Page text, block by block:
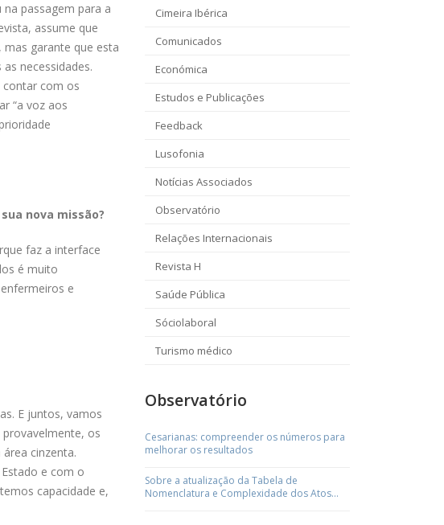
passagem para a
assume que
mas garante que esta
necessidades.
contar com os
“a voz aos
nova missão?
faz a interface
é muito
e
E juntos, vamos
os
cinzenta.
e com o
capacidade e,
Cimeira Ibérica
Comunicados
Económica
Estudos e Publicações
Feedback
Lusofonia
Notícias Associados
Observatório
Relações Internacionais
Revista H
Saúde Pública
Sóciolaboral
Turismo médico
Observatório
Cesarianas: compreender os números para
melhorar os resultados
Sobre a atualização da Tabela de
Nomenclatura e Complexidade dos Atos